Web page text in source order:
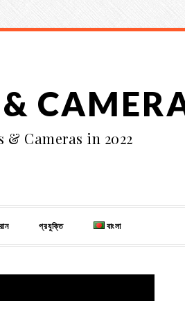
& Cameras in 2022
প্রযুক্তি বাংলা